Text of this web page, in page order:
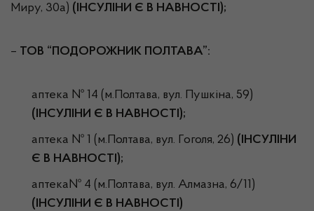
Миру, 30а) (ІНСУЛІНИ Є В НАВНОСТІ);
– ТОВ “ПОДОРОЖНИК ПОЛТАВА”:
аптека № 14 (м.Полтава, вул. Пушкіна, 59)
(ІНСУЛІНИ Є В НАВНОСТІ);
аптека № 1 (м.Полтава, вул. Гоголя, 26) (ІНСУЛІНИ
Є В НАВНОСТІ);
аптека№ 4 (м.Полтава, вул. Алмазна, 6/11)
(ІНСУЛІНИ Є В НАВНОСТІ)